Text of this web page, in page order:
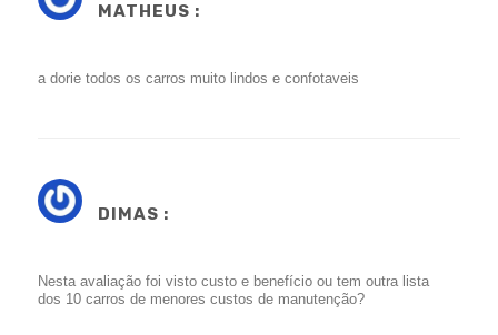
MATHEUS :
a dorie todos os carros muito lindos e confotaveis
DIMAS :
Nesta avaliação foi visto custo e benefício ou tem outra lista
dos 10 carros de menores custos de manutenção?